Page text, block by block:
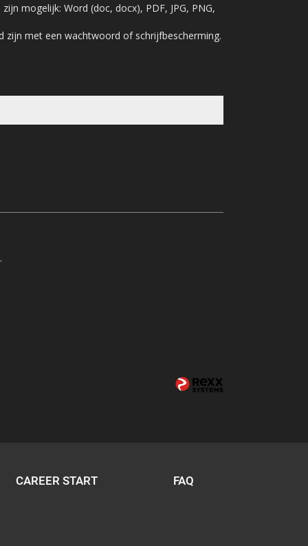
mogelijk: Word (doc, docx), PDF, JPG, PNG,
zijn met een wachtwoord of schrijfbescherming.
.
CAREER START FAQ